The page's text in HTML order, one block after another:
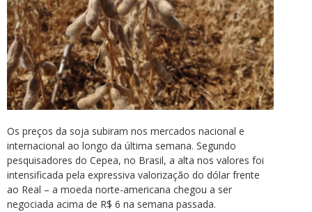
Os preços da soja subiram nos mercados nacional e
internacional ao longo da última semana. Segundo
pesquisadores do Cepea, no Brasil, a alta nos valores foi
intensificada pela expressiva valorização do dólar frente
ao Real – a moeda norte-americana chegou a ser
negociada acima de R$ 6 na semana passada.